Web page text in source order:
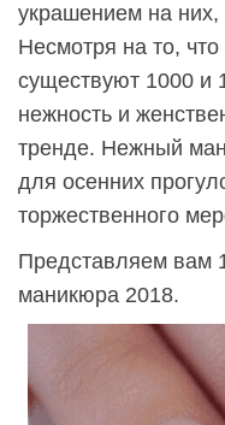
украшением на них,
Несмотря на то,
существуют 1000 и
нежность и
тренде. Нежный
для осенних
торжественного
Представляем вам
маникюра 2018.